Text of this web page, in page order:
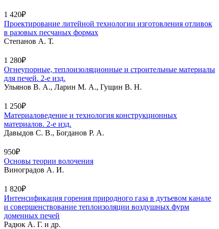
1 420₽
Проектирование литейной технологии изготовления отливок
в разовых песчаных формах
Степанов А. Т.
1 280₽
Огнеупорные, теплоизоляционные и строительные материалы
для печей. 2-е изд.
Ульянов В. А., Ларин М. А., Гущин В. Н.
1 250₽
Материаловедение и технология конструкционных
материалов. 2-е изд.
Давыдов С. В., Богданов Р. А.
950₽
Основы теории волочения
Виноградов А. И.
1 820₽
Интенсификация горения природного газа в дутьевом канале
и совершенствование теплоизоляции воздушных фурм
доменных печей
Радюк А. Г. и др.